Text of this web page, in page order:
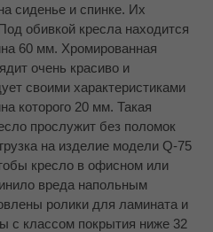
сиденье и спинке. Их
обивкой кресла находится
60 мм. Хромированная
очень красиво и
своими характеристиками
которого 20 мм. Такая
прослужит без поломок
на изделие модели Q-75
кресло в офисном или
вреда напольным
ролики для ламината и
с классом покрытия ниже 32